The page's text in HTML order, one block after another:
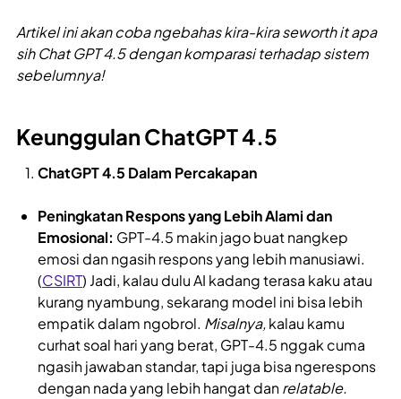
Artikel ini akan coba ngebahas kira-kira seworth it apa
sih Chat GPT 4.5 dengan komparasi terhadap sistem
sebelumnya!
Keunggulan ChatGPT 4.5
ChatGPT 4.5 Dalam Percakapan
Peningkatan Respons yang Lebih Alami dan
Emosional: GPT-4.5 makin jago buat nangkep
emosi dan ngasih respons yang lebih manusiawi.
(CSIRT) Jadi, kalau dulu AI kadang terasa kaku atau
kurang nyambung, sekarang model ini bisa lebih
empatik dalam ngobrol. Misalnya,kalau kamu
curhat soal hari yang berat, GPT-4.5 nggak cuma
ngasih jawaban standar, tapi juga bisa ngerespons
dengan nada yang lebih hangat danrelatable.